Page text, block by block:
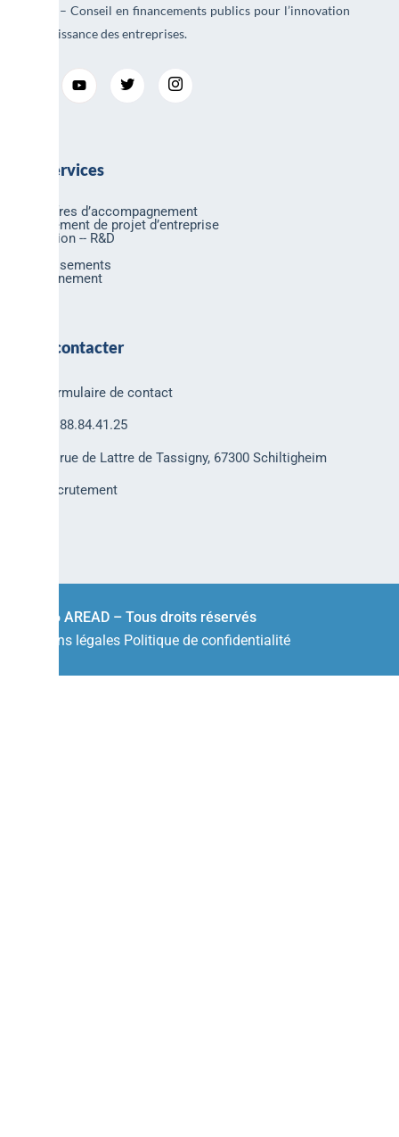
AREAD – Conseil en financements publics pour l’innovation
et la croissance des entreprises.
Nos services
Nos offres d’accompagnement
Financement de projet d’entreprise
Innovation -- R&D
Investissements
Environnement
Nous contacter
Formulaire de contact
03.88.84.41.25
30 rue de Lattre de Tassigny, 67300 Schiltigheim
Recrutement
© 2026 AREAD – Tous droits réservés
Mentions légales Politique de confidentialité